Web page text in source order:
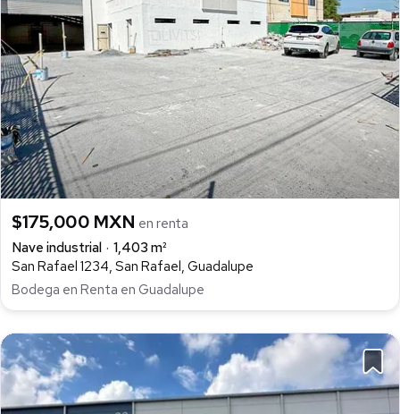
$175,000 MXN en renta
Nave industrial
1,403 m²
San Rafael 1234, San Rafael, Guadalupe
Bodega en Renta en Guadalupe